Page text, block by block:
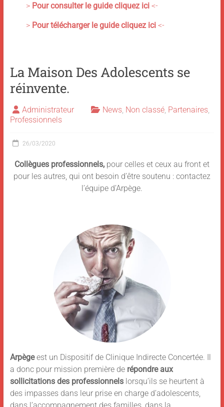
> Pour consulter le guide cliquez ici<-
> Pour télécharger le guide cliquez ici<-
La Maison Des Adolescents se
réinvente.
Administrateur News, Non classé, Partenaires,
Professionnels
26/03/2020
Collègues professionnels,pour celles et ceux au front et
pour les autres, qui ont besoin d’être soutenu : contactez
l’équipe d’Arpège.
Arpègeest un Dispositif de Clinique Indirecte Concertée. Il
a donc pour mission première de répondre aux
sollicitations des professionnelslorsqu’ils se heurtent à
des impasses dans leur prise en charge d’adolescents,